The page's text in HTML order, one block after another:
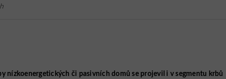
nízkoenergetických či pasivních domů se projevil i v segmentu krbů